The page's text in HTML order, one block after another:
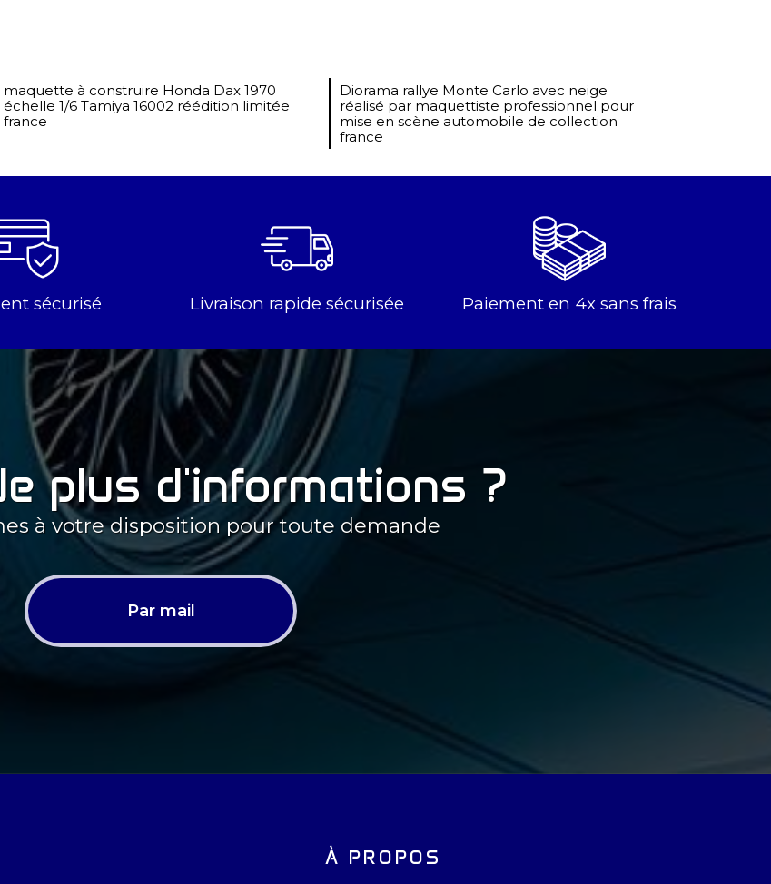
maquette à construire Honda Dax 1970
échelle 1/6 Tamiya 16002 réédition limitée
france
Diorama rallye Monte Carlo avec neige
réalisé par maquettiste professionnel pour
mise en scène automobile de collection
france
sécurisé Livraison rapide sécurisée Paiement en 4x sans frais
plus d'informations ?
à votre disposition pour toute demande
Par mail
À PROPOS